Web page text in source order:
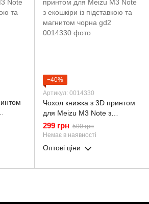
та
−40%
Артикул: 0014330
Чохол книжка з 3D принтом
для Meizu M3 Note з
екошкіри із підставкою та
магнитом чорна gd2
299 грн 500 грн
Немає в наявності
Оптові ціни